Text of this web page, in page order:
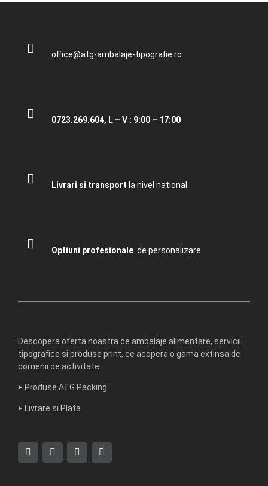
office@atg-ambalaje-tipografie.ro
0723.269.604, L – V : 9:00 – 17:00
Livrari si transport la nivel national
Optiuni profesionale de personalizare
Descopera oferta noastra de ambalaje alimentare, servicii
tipografice si produse print, ce acopera o gama extinsa de
domenii de activitate.
‣ Produse ATG Packing
‣ Livrare si Plata